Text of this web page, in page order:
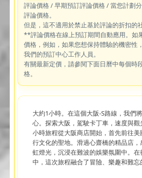
評論價格 / 早期預訂評論價格 / 當您計劃
評論價格。
但是，這不適用於禁止基於評論的折扣的
**評論價格在線上預訂期間自動應用。如
價格，例如，如果您想保持體驗的機密性
我們的預訂中心工作人員。
有關最新定價，請參閱下面日曆中每個時
格。
大約1小時。在這個大阪-S路線，我們
心。探索大阪，駕駛卡丁車，速度與
小時旅程從大阪商店開始，首先前往
行文化的聖地。滑過心齋橋的精品店
虹燈光，沉浸在難波的娛樂氛圍中。
中，這次旅程融合了冒險、樂趣和難忘